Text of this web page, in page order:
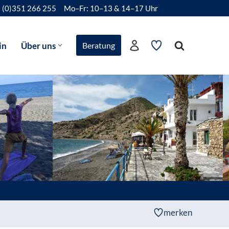
(0)351 266 255 Mo–Fr: 10–13 & 14–17 Uhr
Über uns Beratung
merken